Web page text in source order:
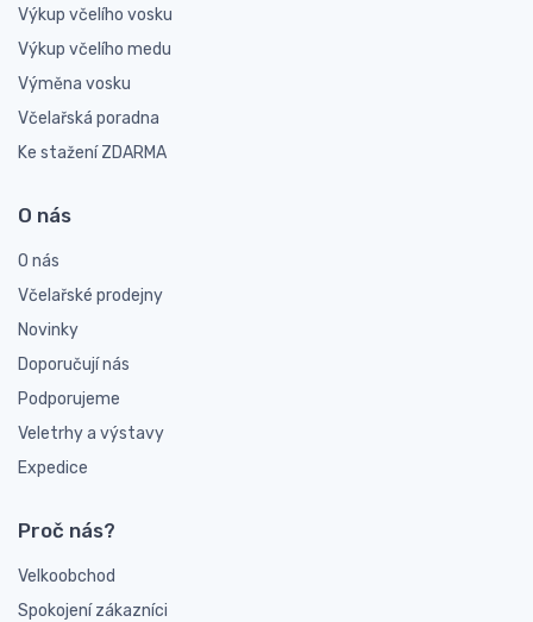
Výkup včelího vosku
Výkup včelího medu
Výměna vosku
Včelařská poradna
Ke stažení ZDARMA
O nás
O nás
Včelařské prodejny
Novinky
Doporučují nás
Podporujeme
Veletrhy a výstavy
Expedice
Proč nás?
Velkoobchod
Spokojení zákazníci